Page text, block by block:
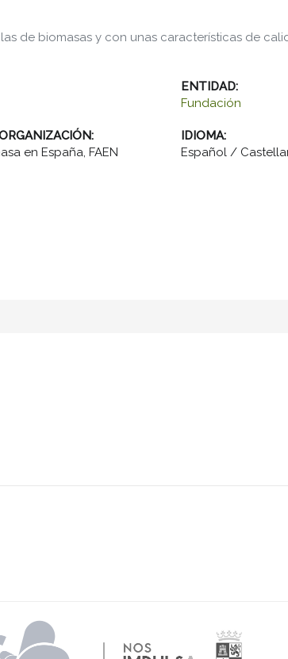
de biomasas y con unas características de
en España, FAEN
ENTIDAD:
Fundación
IDIOMA:
Español /